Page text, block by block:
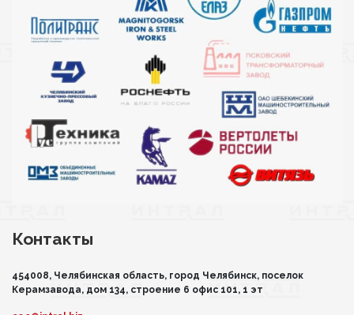
Контакты
454008, Челябинская область, город Челябинск, поселок
Керамзавода, дом 134, строение 6 офис 101, 1 эт